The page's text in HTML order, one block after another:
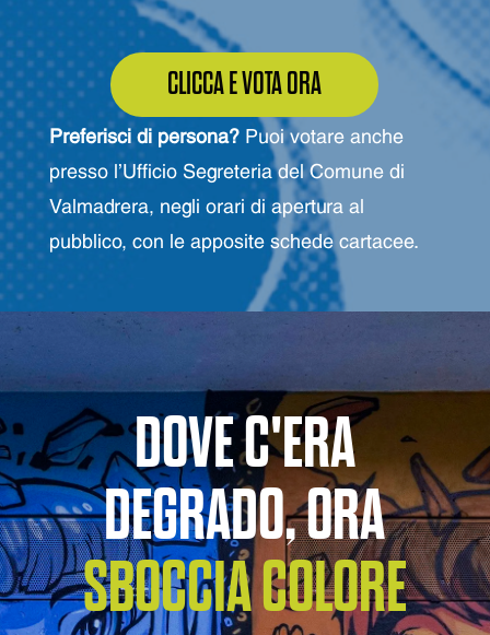
CLICCA E VOTA ORA
Preferisci di persona?Puoi votare anche
presso l'Ufficio Segreteria del Comune di
Valmadrera, negli orari di apertura al
pubblico, con le apposite schede cartacee.
DOVE C'ERA
DEGRADO, ORA
SBOCCIA COLORE